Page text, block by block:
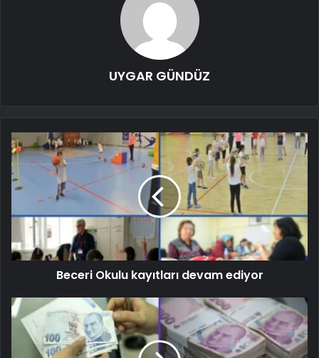
UYGAR GÜNDÜZ
Beceri Okulu kayıtları devam ediyor